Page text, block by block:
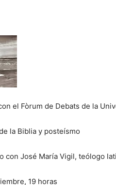
el Fòrum de Debats de la
la Biblia y posteísmo
con José María Vigil, teólogo
19 horas